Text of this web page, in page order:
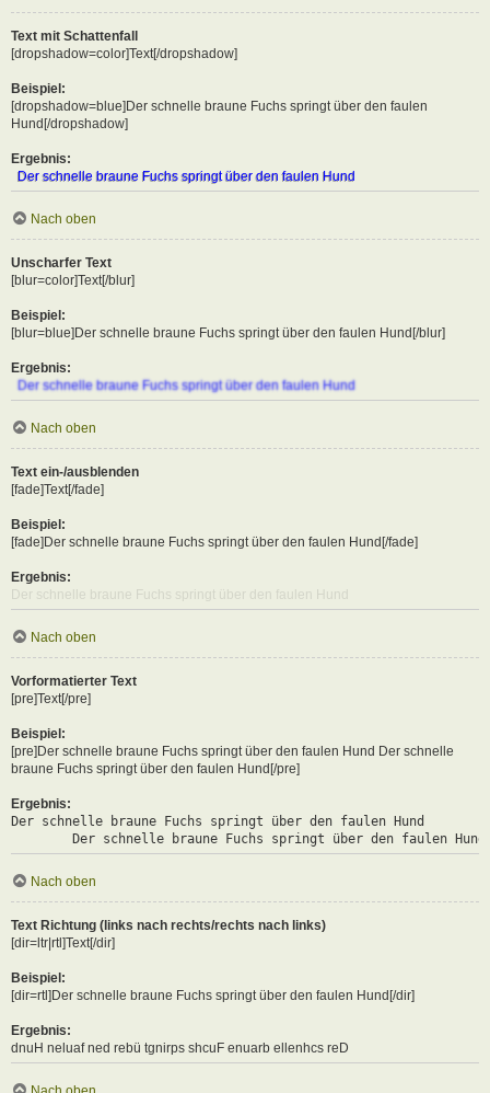
Text mit Schattenfall
[dropshadow=color]Text[/dropshadow]
Beispiel:
[dropshadow=blue]Der schnelle braune Fuchs springt über den faulen
Hund[/dropshadow]
Ergebnis:
Der schnelle braune Fuchs springt über den faulen Hund
Nach oben
Unscharfer Text
[blur=color]Text[/blur]
Beispiel:
[blur=blue]Der schnelle braune Fuchs springt über den faulen Hund[/blur]
Ergebnis:
Der schnelle braune Fuchs springt über den faulen Hund
Nach oben
Text ein-/ausblenden
[fade]Text[/fade]
Beispiel:
[fade]Der schnelle braune Fuchs springt über den faulen Hund[/fade]
Ergebnis:
Der schnelle braune Fuchs springt über den faulen Hund
Nach oben
Vorformatierter Text
[pre]Text[/pre]
Beispiel:
[pre]Der schnelle braune Fuchs springt über den faulen Hund Der schnelle
braune Fuchs springt über den faulen Hund[/pre]
Ergebnis:
Der schnelle braune Fuchs springt über den faulen Hund
	Der schnelle braune Fuchs springt über den faulen Hund
Nach oben
Text Richtung (links nach rechts/rechts nach links)
[dir=ltr|rtl]Text[/dir]
Beispiel:
[dir=rtl]Der schnelle braune Fuchs springt über den faulen Hund[/dir]
Ergebnis:
Der schnelle braune Fuchs springt über den faulen Hund